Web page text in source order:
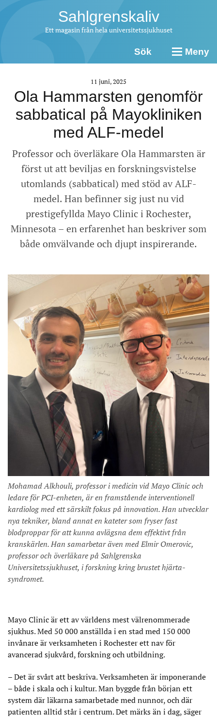
Sahlgrenskaliv
Ett magasin från hela universitetssjukhuset
Sök Meny
11 juni, 2025
Ola Hammarsten genomför
sabbatical på Mayokliniken
med ALF-medel
Professor och överläkare Ola Hammarsten är
först ut att beviljas en forskningsvistelse
utomlands (sabbatical) med stöd av ALF-
medel. Han befinner sig just nu vid
prestigefyllda Mayo Clinic i Rochester,
Minnesota – en erfarenhet han beskriver som
både omvälvande och djupt inspirerande.
Mohamad Alkhouli, professor i medicin vid Mayo Clinic och
ledare för PCI-enheten, är en framstående interventionell
kardiolog med ett särskilt fokus på innovation. Han utvecklar
nya tekniker, bland annat en kateter som fryser fast
blodproppar för att kunna avlägsna dem effektivt från
kranskärlen. Han samarbetar även med Elmir Omerovic,
professor och överläkare på Sahlgrenska
Universitetssjukhuset, i forskning kring brustet hjärta-
syndromet.
Mayo Clinic är ett av världens mest välrenommerade
sjukhus. Med 50 000 anställda i en stad med 150 000
invånare är verksamheten i Rochester ett nav för
avancerad sjukvård, forskning och utbildning.
– Det är svårt att beskriva. Verksamheten är imponerande
– både i skala och i kultur. Man byggde från början ett
system där läkarna samarbetade med nunnor, och där
patienten alltid står i centrum. Det märks än i dag, säger